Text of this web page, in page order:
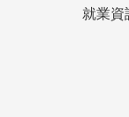
就業資